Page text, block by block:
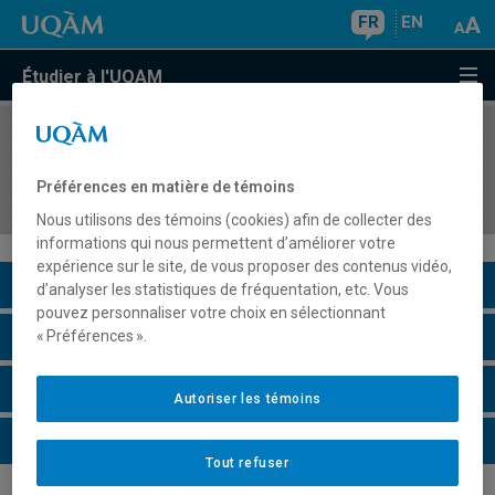
FR EN
Étudier à l'UQAM
COURS//
tourisme
Description du cours
Horaire - Été 2026
Horaire - Automne 2026
Horaire - Hiver 2027
Préférences en matière de témoins
Nous utilisons des témoins (cookies) afin de collecter des
informations qui nous permettent d’améliorer votre
expérience sur le site, de vous proposer des contenus vidéo,
d’analyser les statistiques de fréquentation, etc. Vous
pouvez personnaliser votre choix en sélectionnant
« Préférences ».
Tout refuser
Autoriser les témoins